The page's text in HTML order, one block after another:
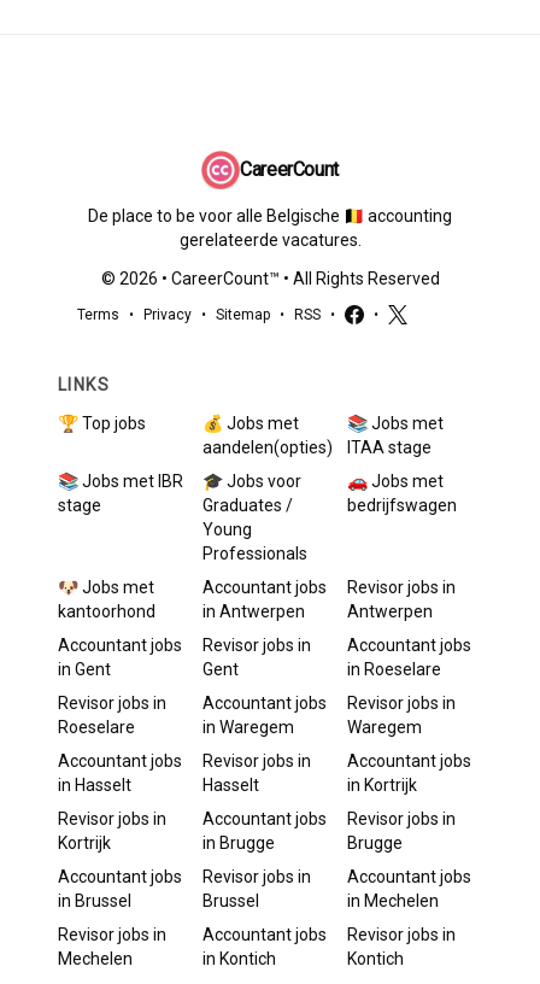
CareerCount
De place to be voor alle Belgische 🇧🇪 accounting
gerelateerde vacatures.
© 2026 • CareerCount™ • All Rights Reserved
Terms • Privacy • Sitemap • RSS • •
LINKS
🏆 Top jobs
💰 Jobs met
aandelen(opties)
📚 Jobs met
ITAA stage
📚 Jobs met IBR
stage
🎓 Jobs voor
Graduates /
Young
Professionals
🚗 Jobs met
bedrijfswagen
🐶 Jobs met
kantoorhond
Accountantjobs
in Antwerpen
Revisorjobs in
Antwerpen
Accountantjobs
in Gent
Revisorjobs in
Gent
Accountantjobs
in Roeselare
Revisorjobs in
Roeselare
Accountantjobs
in Waregem
Revisorjobs in
Waregem
Accountantjobs
in Hasselt
Revisorjobs in
Hasselt
Accountantjobs
in Kortrijk
Revisorjobs in
Kortrijk
Accountantjobs
in Brugge
Revisorjobs in
Brugge
Accountantjobs
in Brussel
Revisorjobs in
Brussel
Accountantjobs
in Mechelen
Revisorjobs in
Mechelen
Accountantjobs
in Kontich
Revisorjobs in
Kontich